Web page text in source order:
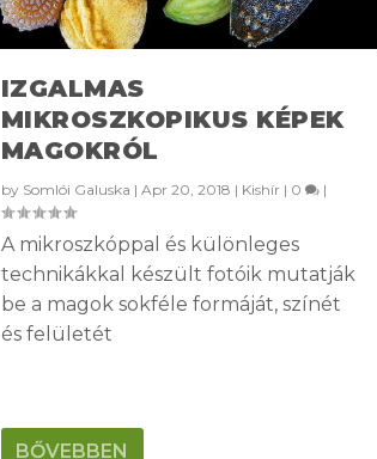
IZGALMAS
MIKROSZKOPIKUS KÉPEK
MAGOKRÓL
by Somlói Galuska | Apr 20, 2018 | Kishír| 0 |
A mikroszkóppal és különleges
technikákkal készült fotóik mutatják
be a magok sokféle formáját, színét
és felületét
BŐVEBBEN